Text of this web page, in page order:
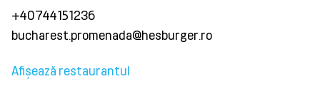
+40744151236
bucharest.promenada@hesburger.ro
Afișează restaurantul